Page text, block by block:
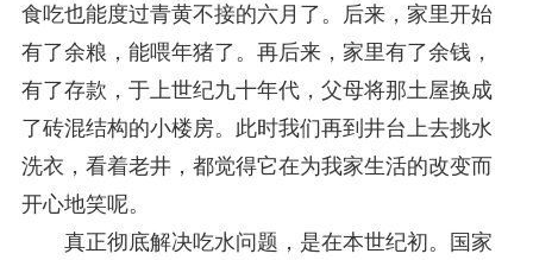
食吃也能度过青黄不接的六月了。后来，家里开始
有了余粮，能喂年猪了。再后来，家里有了余钱，
有了存款，于上世纪九十年代，父母将那土屋换成
了砖混结构的小楼房。此时我们再到井台上去挑水
洗衣，看着老井，都觉得它在为我家生活的改变而
开心地笑呢。
真正彻底解决吃水问题，是在本世纪初。国家